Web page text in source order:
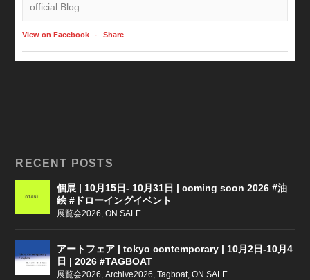
official Blog.
View on Facebook · Share
RECENT POSTS
個展 | 10月15日- 10月31日 | coming soon 2026 #油
絵 #ドローイングイベント
展覧会2026 ,ON SALE
アートフェア | tokyo contemporary | 10月2日-10月4
日 | 2026 #TAGBOAT
展覧会2026 ,Archive2026 ,Tagboat ,ON SALE